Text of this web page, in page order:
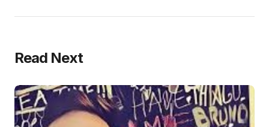
Read Next